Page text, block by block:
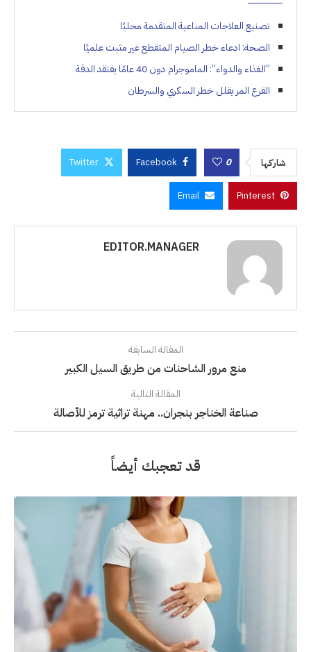
تصنيع العلاجات المناعية المتقدمة محليًا
الصحة: ادعاء خطر الصيام المتقطع غير مثبت علميًا
“الغذاء والدواء”: الماموجرام دون 40 عامًا يفتقد الدقة
القرع المر يقلل خطر السكري والسرطان
شاركها 0
Facebook
Twitter
Pinterest
Email
EDITOR.MANAGER
المقالة السابقة
منع مرور الشاحنات من طريق السيل الكبير
المقالة التالية
صناعة الخناجر بنجران.. مهنة تراثية ترمز للأصالة
قد تعجبك أيضاً